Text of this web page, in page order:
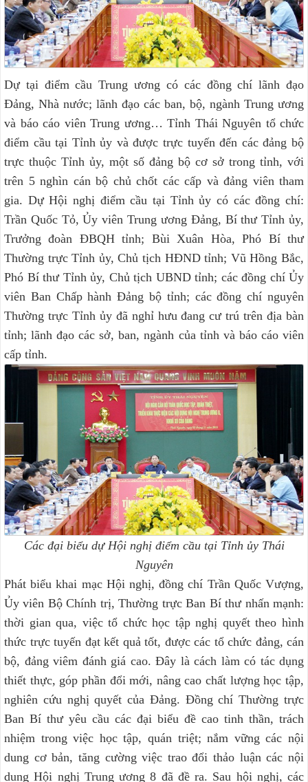
Dự tại điểm cầu Trung ương có các đồng chí lãnh đạo
Đảng, Nhà nước; lãnh đạo các ban, bộ, ngành Trung ương
và báo cáo viên Trung ương… Tỉnh Thái Nguyên tổ chức
điểm cầu tại Tỉnh ủy và được trực tuyến đến các đảng bộ
trực thuộc Tỉnh ủy, một số đảng bộ cơ sở trong tỉnh, với
trên 5 nghìn cán bộ chủ chốt các cấp và đảng viên tham
gia. Dự Hội nghị điểm cầu tại Tỉnh ủy có các đồng chí:
Trần Quốc Tỏ, Ủy viên Trung ương Đảng, Bí thư Tỉnh ủy,
Trưởng đoàn ĐBQH tỉnh; Bùi Xuân Hòa, Phó Bí thư
Thường trực Tỉnh ủy, Chủ tịch HĐND tỉnh; Vũ Hồng Bắc,
Phó Bí thư Tỉnh ủy, Chủ tịch UBND tỉnh; các đồng chí Ủy
viên Ban Chấp hành Đảng bộ tỉnh; các đồng chí nguyên
Thường trực Tỉnh ủy đã nghỉ hưu đang cư trú trên địa bàn
tỉnh; lãnh đạo các sở, ban, ngành của tỉnh và báo cáo viên
cấp tỉnh.
Các đại biểu dự Hội nghị điểm cầu tại Tỉnh ủy Thái
Nguyên
Phát biểu khai mạc Hội nghị, đồng chí Trần Quốc Vượng,
Ủy viên Bộ Chính trị, Thường trực Ban Bí thư nhấn mạnh:
thời gian qua, việc tổ chức học tập nghị quyết theo hình
thức trực tuyến đạt kết quả tốt, được các tổ chức đảng, cán
bộ, đảng viêm đánh giá cao. Đây là cách làm có tác dụng
thiết thực, góp phần đổi mới, nâng cao chất lượng học tập,
nghiên cứu nghị quyết của Đảng. Đồng chí Thường trực
Ban Bí thư yêu cầu các đại biểu đề cao tinh thần, trách
nhiệm trong việc học tập, quán triệt; nắm vững các nội
dung cơ bản, tăng cường việc trao đổi thảo luận các nội
dung Hội nghị Trung ương 8 đã đề ra. Sau hội nghị, các